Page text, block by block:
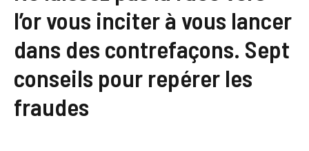
l’or vous inciter à vous lancer
dans des contrefaçons. Sept
conseils pour repérer les
fraudes